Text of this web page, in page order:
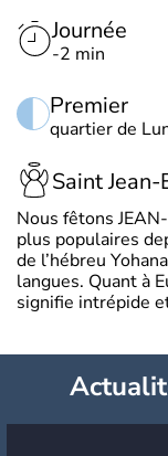
Journée
-2 min
Premier
quartier de
Saint Jean-
Nous fêtons
plus populaires
de l’hébreu
langues. Quant à
signifie intrépide